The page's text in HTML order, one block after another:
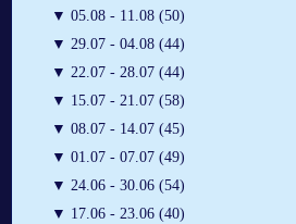
▼ 05.08 - 11.08 (50)
▼ 29.07 - 04.08 (44)
▼ 22.07 - 28.07 (44)
▼ 15.07 - 21.07 (58)
▼ 08.07 - 14.07 (45)
▼ 01.07 - 07.07 (49)
▼ 24.06 - 30.06 (54)
▼ 17.06 - 23.06 (40)